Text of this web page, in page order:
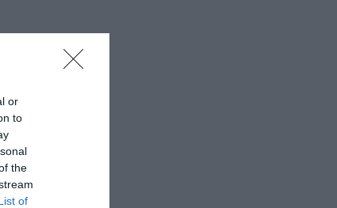
or
to
the
of